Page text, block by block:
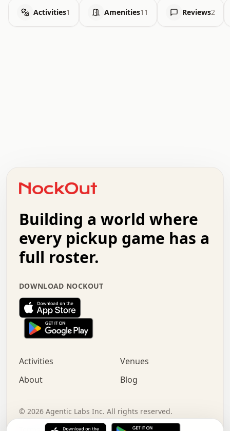
Activities1 Amenities11 Reviews2
+   .   .   .   .   .   .   .   .   .   +   .   .
.   .   .   .   .   .   .   .   .   .   .   :   .
.   .   .   .   +   .   .   .   .   .   .   .   +
.   :   .   .   .   .   .   .   .   .   o   .   .
.   .   x   .   .   .   .   .   .   :   .   .   o
.   .   .   .   :   .   .   .   .   o   .   .   .
.   .   .   .   .   .   .   :   .   .   .   .   .
.   .   .   .   .   .   .   +   .   .   x   .   .
.   .   .   .   .   :   +   .   .   .   .   .   o
.   .   .   .   .   .   .   .   .   .   .   .   .
.   .   :   o   .   .   .   .   .   .   .   +   .
.   o   .   .   .   .   x   .   .   .   .   .   .
+   .   o   .   .   .   .   o   .   .   .   .
.   +   .   .   .   .   .   .   .   .   :   .   x
.   .   .   .   .   .   .   .   .   .   .   .   .   .
Building a world where
every pickup game has a
full roster.
DOWNLOAD NOCKOUT
Activities
Venues
About
Blog
© 2026 Agentic Labs Inc. All rights reserved.